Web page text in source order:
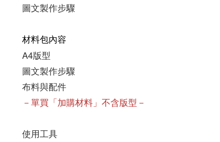
圖文製作步驟
材料包內容
A4版型
圖文製作步驟
布料與配件
－單買「加購材料」不含版型－
使用工具